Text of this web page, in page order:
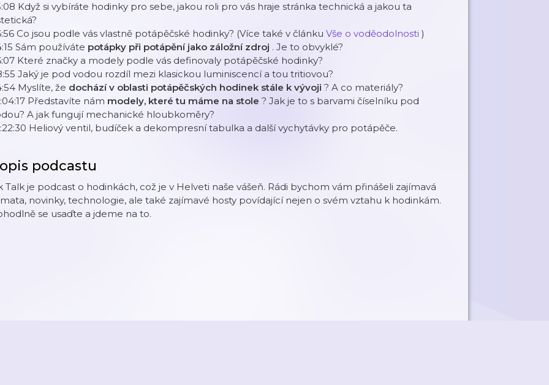
Když si vybíráte hodinky pro sebe, jakou roli pro vás hraje stránka technická a jakou ta
Co jsou podle vás vlastně potápěčské hodinky? (Více také v článku Vše o voděodolnosti )
Sám používáte potápky při potápění jako záložní zdroj . Je to obvyklé?
Které značky a modely podle vás definovaly potápěčské hodinky?
Jaký je pod vodou rozdíl mezi klasickou luminiscencí a tou tritiovou?
Myslíte, že dochází v oblasti potápěčských hodinek stále k vývoji ? A co materiály?
Představíte nám modely, které tu máme na stole ? Jak je to s barvami číselníku pod
A jak fungují mechanické hloubkoměry?
Heliový ventil, budíček a dekompresní tabulka a další vychytávky pro potápěče.
podcastu
Talk je podcast o hodinkách, což je v Helveti naše vášeň. Rádi bychom vám přinášeli zajímavá
novinky, technologie, ale také zajímavé hosty povídající nejen o svém vztahu k hodinkám.
se usaďte a jdeme na to.